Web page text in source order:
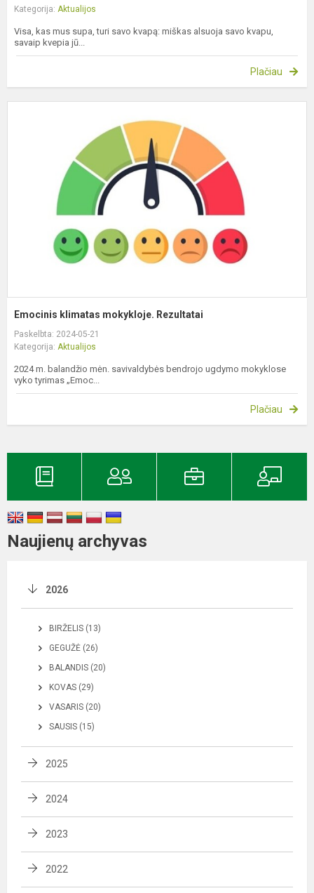
Kategorija: Aktualijos
Visa, kas mus supa, turi savo kvapą: miškas alsuoja savo kvapu,
savaip kvepia jū...
Plačiau
Emocinis klimatas mokykloje. Rezultatai
Paskelbta: 2024-05-21
Kategorija: Aktualijos
2024 m. balandžio mėn. savivaldybės bendrojo ugdymo mokyklose
vyko tyrimas „Emoc...
Plačiau
Naujienų archyvas
2026
BIRŽELIS (13)
GEGUŽĖ (26)
BALANDIS (20)
KOVAS (29)
VASARIS (20)
SAUSIS (15)
2025
2024
2023
2022